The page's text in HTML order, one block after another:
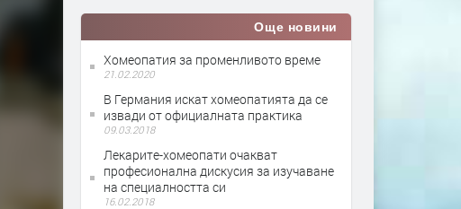
Още новини
Хомеопатия за променливото време
21.02.2020
В Германия искат хомеопатията да се
извади от официалната практика
09.03.2018
Лекарите-хомеопати очакват
професионална дискусия за изучаване
на специалността си
16.02.2018